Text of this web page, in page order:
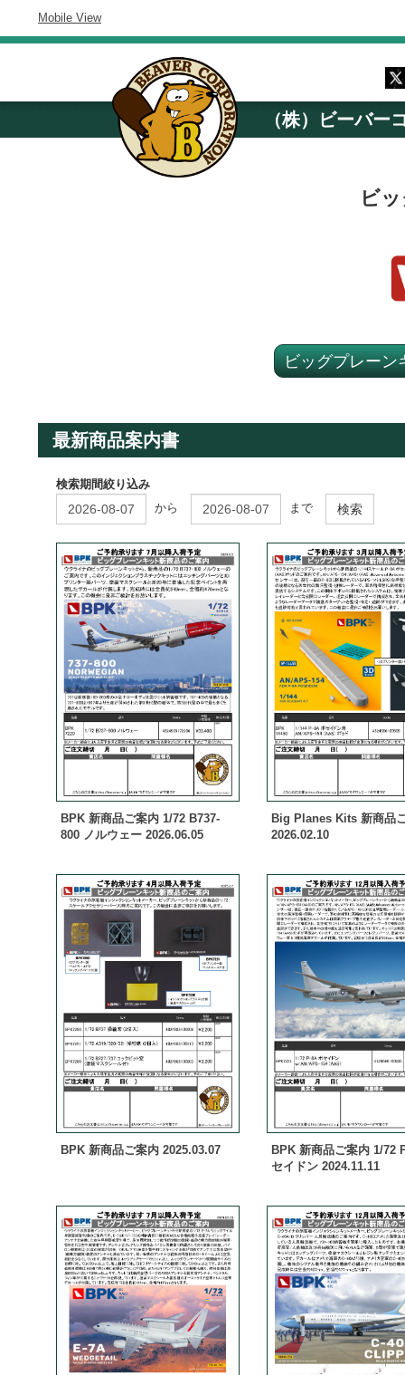
Mobile View
（株）ビーバー
ビ
ビッグプレーン
最新商品案内書
検索期間絞り込み
から
まで 検索
BPK 新商品ご案内 1/72 B737-
800 ノルウェー 2026.06.05
Big Planes Kits 新商品
2026.02.10
BPK 新商品ご案内 2025.03.07
BPK 新商品ご案内 1/72
セイドン 2024.11.11